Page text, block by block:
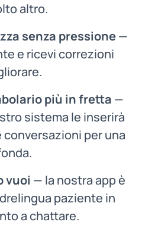
altro.
senza pressione—
e ricevi correzioni
più in fretta —
sistema le inserirà
per una
vuoi — la nostra app è
paziente in
a chattare.